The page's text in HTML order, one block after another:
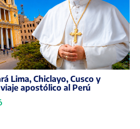
Lima, Chiclayo, Cusco y
apostólico al Perú